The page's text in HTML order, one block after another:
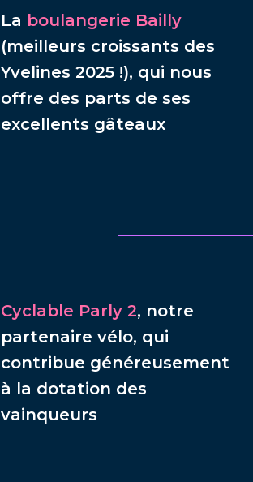
La boulangerie Bailly
(meilleurs croissants des
Yvelines 2025 !), qui nous
offre des parts de ses
excellents gâteaux
Cyclable Parly 2, notre
partenaire vélo, qui
contribue généreusement
à la dotation des
vainqueurs